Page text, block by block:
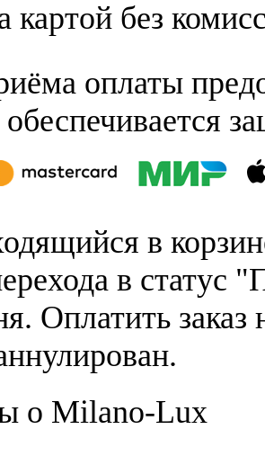
картой без
оплаты
в
в статус
Оплатить заказ
о Milano-Lux